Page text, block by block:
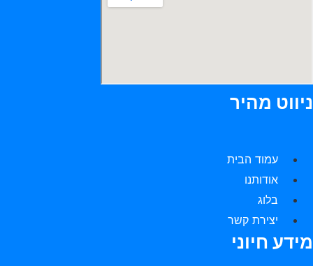
מהיר
עמוד הבית
אודותנו
בלוג
יצירת קשר
חיוני